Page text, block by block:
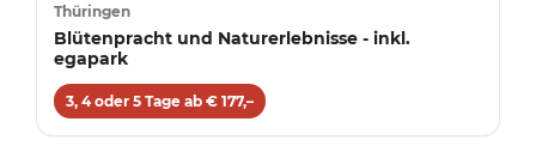
Thüringen
Blütenpracht und Naturerlebnisse - inkl.
egapark
3, 4 oder 5 Tage ab € 177,–